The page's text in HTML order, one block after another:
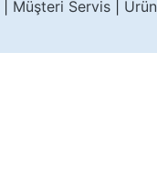
Müşteri Servis